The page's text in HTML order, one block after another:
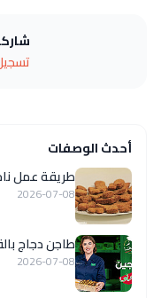
أحدث الوصفات
طريقة عمل
2026-07-08
طاجن دجاج
2026-07-08